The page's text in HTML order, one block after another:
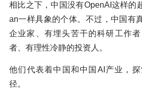
相比之下，中国没有OpenAI这样的
an一样具象的个体。不过，中国有
企业家、有埋头苦干的科研工作
者、有理性冷静的投资人。
他们代表着中国和中国AI产业，
径。